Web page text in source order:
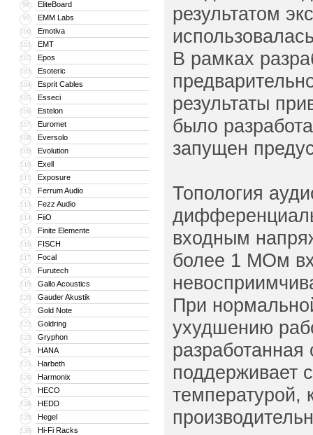
98 EliteBoard
99 EMM Labs
100 Emotiva
101 EMT
102 Epos
103 Esoteric
104 Esprit Cables
105 Esseci
106 Estelon
107 Euromet
108 Eversolo
109 Evolution
110 Exell
111 Exposure
112 Ferrum Audio
113 Fezz Audio
114 FiiO
115 Finite Elemente
116 FISCH
117 Focal
118 Furutech
119 Gallo Acoustics
120 Gauder Akustik
121 Gold Note
122 Goldring
123 Gryphon
124 HANA
125 Harbeth
126 Harmonix
127 HECO
128 HEDD
129 Hegel
130 Hi-Fi Racks
результатом
В рамках
результаты
было
запущен
Топология
входным
более 1 МОм
При
ухудшению
поддерживает
температурой,